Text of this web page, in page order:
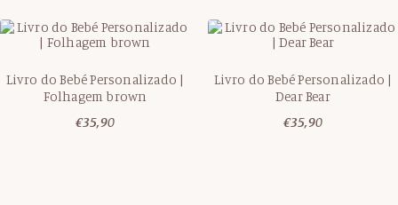
Livro do Bebé Personalizado |
Folhagem brown
€35,90
Livro do Bebé Personalizado |
Dear Bear
€35,90